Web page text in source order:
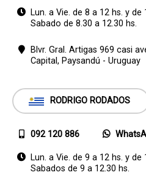
Lun. a Vie. de 8 a 12 hs. y de
Sabado de 8.30 a 12.30 hs.
Blvr. Gral. Artigas 969 casi
Capital, Paysandú - Uruguay
RODRIGO RODADOS
092 120 886
Lun. a Vie. de 9 a 12 hs. y de
Sabados de 9 a 12.30 hs.